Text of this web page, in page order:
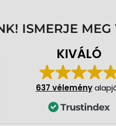
ISMERJE
KIVÁLÓ
637 vélemény